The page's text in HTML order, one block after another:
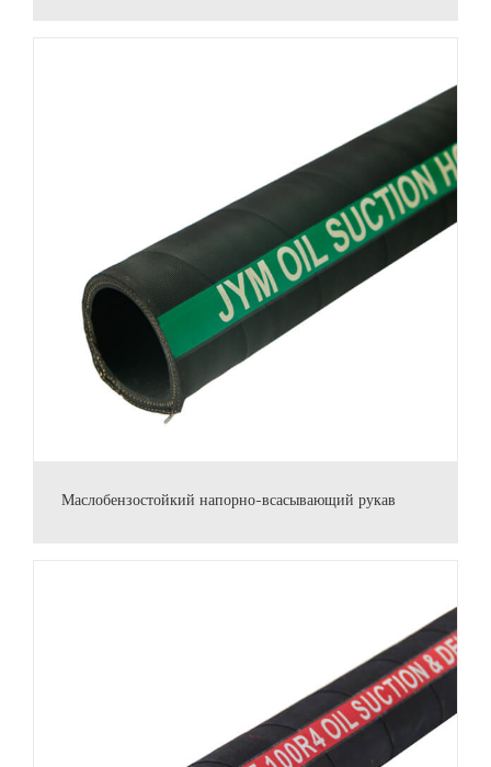
Маслобензостойкий напорно-всасывающий рукав